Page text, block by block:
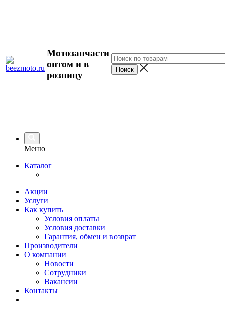
Мотозапчасти
оптом и в
розницу
Меню
Каталог
Акции
Услуги
Как купить
Условия оплаты
Условия доставки
Гарантия, обмен и возврат
Производители
О компании
Новости
Сотрудники
Вакансии
Контакты